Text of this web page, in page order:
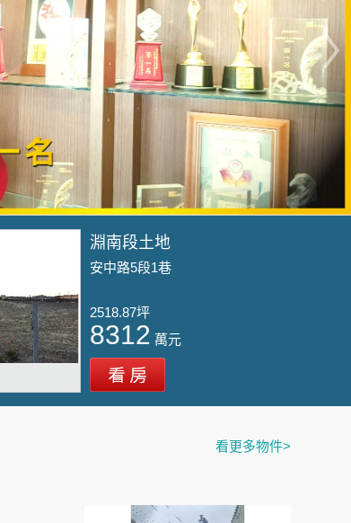
淵南段土地
安中路5段1巷
2518.87坪
8312 萬元
看更多物件>